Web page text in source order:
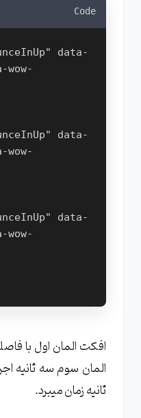
Code
data-
wow-
data-
wow-
data-
wow-
ثانیه زمان میبرد.